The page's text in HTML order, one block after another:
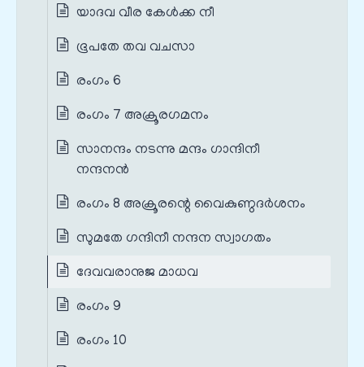
യാദവ വീര കേൾക്ക നീ
ഭൂപതേ തവ വചസാ
രംഗം 6
രംഗം 7 അക്രൂരഗമനം
സാനന്ദം നടന്നു മന്ദം ഗാന്ദിനീ
നന്ദനൻ
രംഗം 8 അക്രൂരന്റെ വൈകുണ്ഠദർശനം
സുമതേ ഗന്ദിനീ നന്ദന സ്വാഗതം
ദേവവരാനുജ മാധവ
രംഗം 9
രംഗം 10